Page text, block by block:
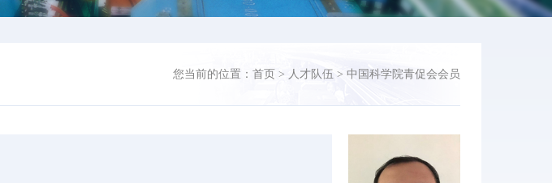
您当前的位置： 首页 > 人才队伍 > 中国科学院青促会会员